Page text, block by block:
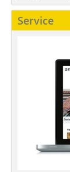
Service